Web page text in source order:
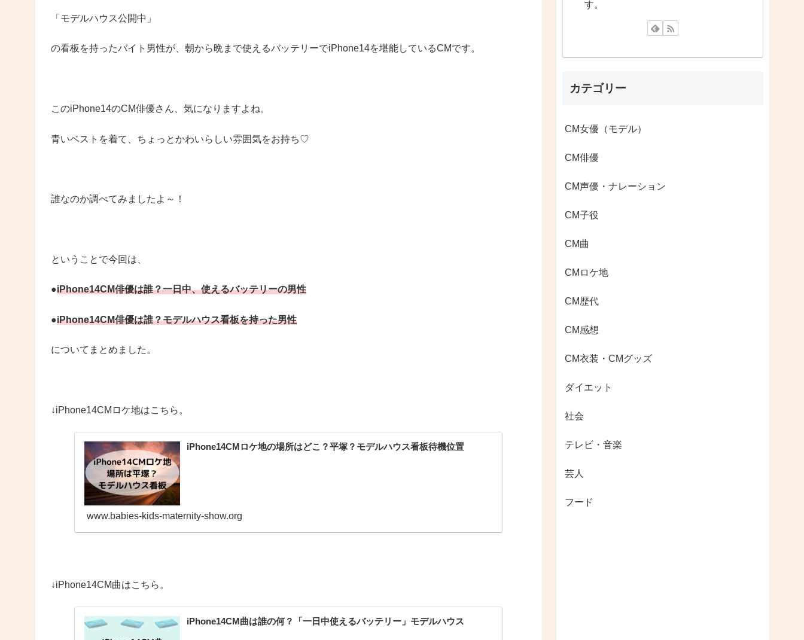
「モデルハウス公開中」
の看板を持ったバイト男性が、朝から晩まで使えるバッテリーでiPhone14を堪能しているCMです。
このiPhone14のCM俳優さん、気になりますよね。
青いベストを着て、ちょっとかわいらしい雰囲気をお持ち♡
誰なのか調べてみましたよ～！
ということで今回は、
●iPhone14CM俳優は誰？一日中、使えるバッテリーの男性
●iPhone14CM俳優は誰？モデルハウス看板を持った男性
についてまとめました。
↓iPhone14CMロケ地はこちら。
iPhone14CMロケ地の場所はどこ？平塚？モデルハウス看板待機位置
www.babies-kids-maternity-show.org
↓iPhone14CM曲はこちら。
iPhone14CM曲は誰の何？「一日中使えるバッテリー」モデルハウス
す。
カテゴリー
CM女優（モデル）
CM俳優
CM声優・ナレーション
CM子役
CM曲
CMロケ地
CM歴代
CM感想
CM衣装・CMグッズ
ダイエット
社会
テレビ・音楽
芸人
フード